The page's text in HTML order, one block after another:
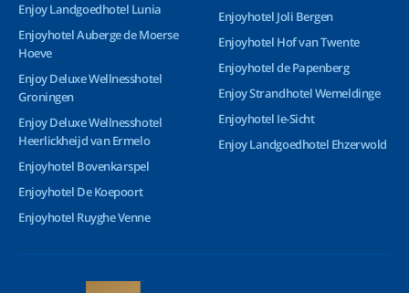
Enjoy Landgoedhotel Lunia
Enjoyhotel Auberge de Moerse
Hoeve
Enjoy Deluxe Wellnesshotel
Groningen
Enjoy Deluxe Wellnesshotel
Heerlickheijd van Ermelo
Enjoyhotel Bovenkarspel
Enjoyhotel De Koepoort
Enjoyhotel Ruyghe Venne
Enjoyhotel Joli Bergen
Enjoyhotel Hof van Twente
Enjoyhotel de Papenberg
Enjoy Strandhotel Wemeldinge
Enjoyhotel Ie-Sicht
Enjoy Landgoedhotel Ehzerwold